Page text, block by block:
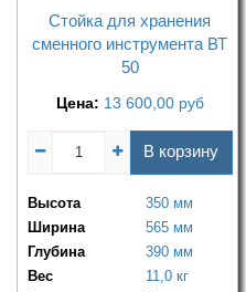
Стойка для хранения
сменного инструмента ВТ
50
Цена: 13 600,00 руб
В корзину
Высота
350 мм
Ширина
565 мм
Глубина
390 мм
Вес
11,0 кг